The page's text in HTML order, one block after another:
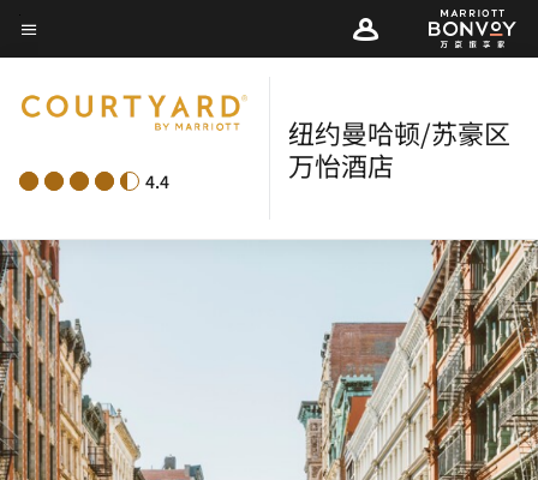
Skip
to
content
菜单文本
4.4
纽约曼哈顿/苏豪区
万怡酒店